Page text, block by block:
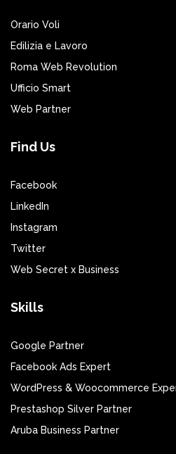
Orario Voli
Edilizia e Lavoro
Roma Web Revolution
Ufficio Smart
Web Partner
Find Us
Facebook
LinkedIn
Instagram
Twitter
Web Secret x Business
Skills
Google Partner
Facebook Ads Expert
WordPress & Woocommerce
Prestashop Silver Partner
Aruba Business Partner